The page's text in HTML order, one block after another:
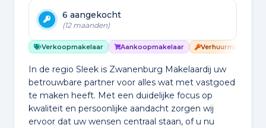
6 aangekocht
(12 maanden)
Verkoopmakelaar Aankoopmakelaar Verhuurmakelaar
In de regio Sleek is Zwanenburg Makelaardij uw
betrouwbare partner voor alles wat met vastgoed
te maken heeft. Met een duidelijke focus op
kwaliteit en persoonlijke aandacht zorgen wij
ervoor dat uw wensen centraal staan, of u nu